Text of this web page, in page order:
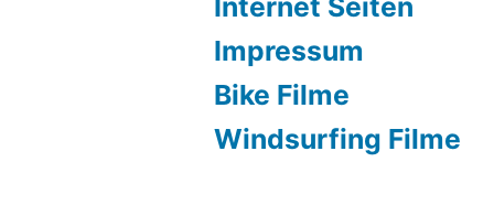
Internet Seiten
Impressum
Bike Filme
Windsurfing Filme